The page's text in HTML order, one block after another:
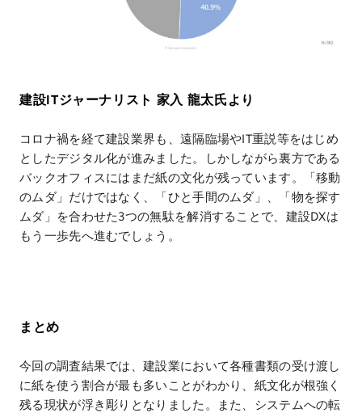
建設ITジャーナリスト 家入 龍太氏より
コロナ禍を経て建設業界も、遠隔臨場やIT重説等をはじめ
としたデジタル化が進みました。しかしながら裏方である
バックオフィスにはまだ紙の文化が残っています。「移動
のムダ」だけではなく、「ひと手間のムダ」、「物を探す
ムダ」を合わせた3つの無駄を解消することで、建設DXは
もう一歩先へ進むでしょう。
まとめ
今回の調査結果では、建設業において各種書類の受け渡し
に紙を使う割合が最も多いことがわかり、紙文化が根強く
残る現状が浮き彫りとなりました。また、システムへの転